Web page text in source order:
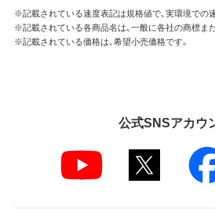
※記載されている速度表記は規格値で、実環境での
※記載されている各商品名は、一般に各社の商標ま
※記載されている価格は、希望小売価格です。
公式SNSアカウ